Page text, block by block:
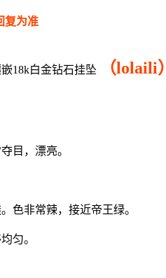
复为准
18k白金钻石挂坠 （lolaili）
目，漂亮。
色非常辣，接近帝王绿。
匀。